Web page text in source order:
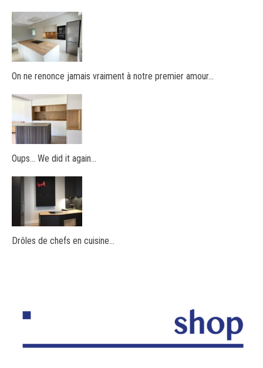
On ne renonce jamais vraiment à notre premier amour…
Oups… We did it again…
Drôles de chefs en cuisine…